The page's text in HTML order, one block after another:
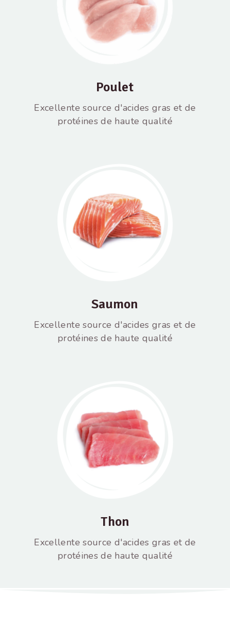
Poulet
Excellente source d'acides gras et de
protéines de haute qualité
Saumon
Excellente source d'acides gras et de
protéines de haute qualité
Thon
Excellente source d'acides gras et de
protéines de haute qualité